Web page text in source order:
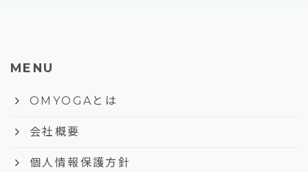
MENU
keyboard_arrow_right OMYOGAとは
keyboard_arrow_right 会社概要
keyboard_arrow_right 個人情報保護方針